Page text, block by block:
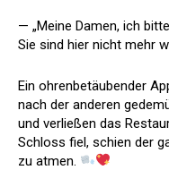
— „Meine Damen, ich
Sie sind hier nicht mehr
Ein ohrenbetäubender
nach der anderen
und verließen das
Schloss fiel, schien der
zu atmen.